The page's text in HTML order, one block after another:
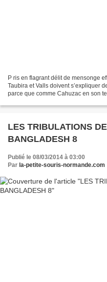
P ris en flagrant délit de mensonge
Taubira et Valls doivent s’expliquer
parce que comme Cahuzac en son
LES TRIBULATIONS
BANGLADESH 8
Publié le 08/03/2014 à 03:00
Par la-petite-souris-normande.com